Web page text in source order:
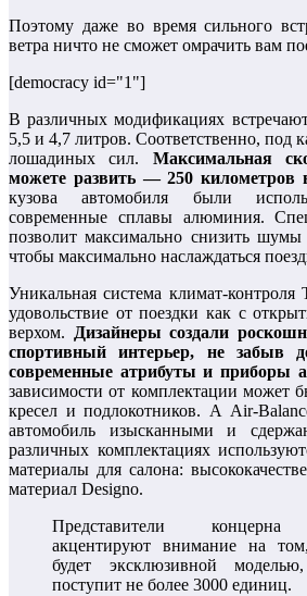
Поэтому даже во время сильного
ветра ничто не сможет омрачить вам
[democracy id="1"]
В различных модификациях
5,5 и 4,7 литров. Соответственно, под
лошадиных сил. Максимальная
можете развить — 250 километров
кузова автомобиля были
современные сплавы алюминия.
позволит максимально снизить
чтобы максимально наслаждаться
Уникальная система климат-контроля
удовольствие от поездки как с
верхом.
Дизайнеры создали
спортивный интерьер, не забыв
современные атрибуты и приборы
зависимости от комплектации может
кресел и подлокотников. А Air-
автомобиль изысканными и
различных комплектациях
материалы для салона:
материал Designo.
Представители концерна
акцентируют внимание на
будет эксклюзивной
поступит не более 3000 единиц.